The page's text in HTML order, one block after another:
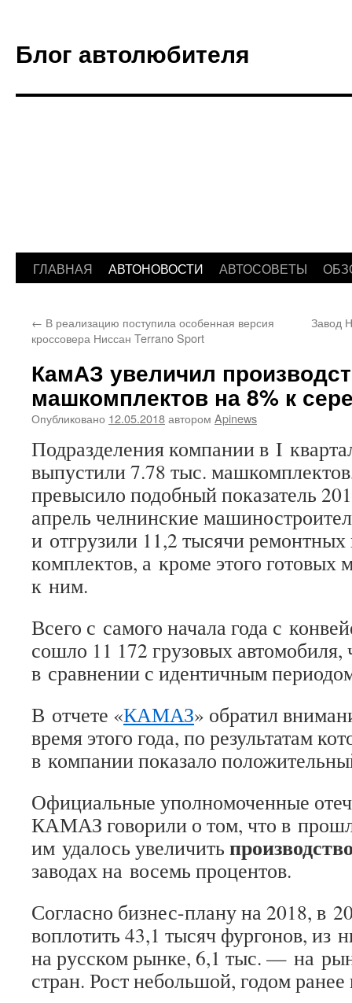
Блог автолюбителя
Перейти
содержимому
ГЛАВНАЯ АВТОНОВОСТИ АВТОСОВЕТЫ
← В реализацию поступила особенная версия
кроссовера Ниссан Terrano Sport
Завод
КамАЗ увеличил
машкомплектов на 8% к
Опубликовано 12.05.2018автором Apinews
Подразделения компании в I
выпустили 7.78 тыс.
превысило подобный показатель
апрель челнинские
и отгрузили 11,2 тысячи
комплектов, а кроме этого
к ним.
Всего с самого начала года с
сошло 11 172 грузовых
в сравнении с идентичным
В отчете «КАМАЗ» обратил
время этого года, по результатам
в компании показало
Официальные уполномоченные
КАМАЗ говорили о том, что в
им удалось увеличить
заводах на восемь процентов.
Согласно бизнес-плану на 2018, в
воплотить 43,1 тысяч фургонов,
на русском рынке, 6,1 тыс. — на
стран. Рост небольшой, годом